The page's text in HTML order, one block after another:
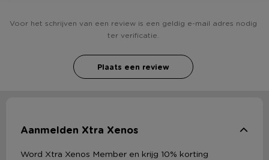
* Afmeting 7,5 x 14 x 1 cm (lxbxh)
Voor het schrijven van een review is een geldig e-mail adres nodig
ter verificatie.
Plaats een review
Aanmelden Xtra Xenos
Word Xtra Xenos Member en krijg 10% korting